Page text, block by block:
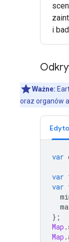
i
Ważne:
oraz organów
var
var
var
};
Map .
Map .